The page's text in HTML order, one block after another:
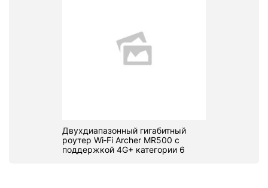
Двухдиапазонный гигабитный
роутер Wi‑Fi Archer MR500 с
поддержкой 4G+ категории 6